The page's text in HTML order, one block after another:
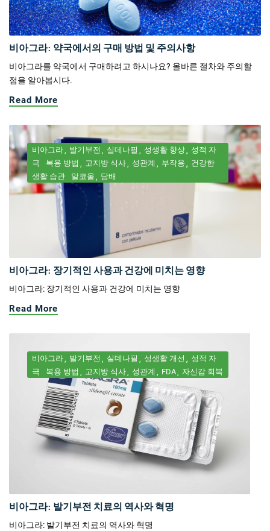
비아그라: 약국에서의 구매 방법 및 주의사항
비아그라를 약국에서 구매하려고 하시나요? 올바른 절차와 주의할
점을 알아봅시다.
Read More
비아그라 발기부전 실데나필 성생활 향상
성적 자
극
복용 방법 고지방 식사 성관계 부작용
건강한
생활 습관
알코올 담배
비아그라: 장기적인 사용과 건강에 미치는 영향
비아그라: 장기적인 사용과 건강에 미치는 영향
Read More
비아그라 발기부전 실데나필 성생활 개선
성적 자
극
복용 방법 고지방 식사 성관계 FDA 자신감 회복
비아그라: 발기부전 치료의 역사와 혁명
비아그라: 발기부전 치료의 역사와 혁명